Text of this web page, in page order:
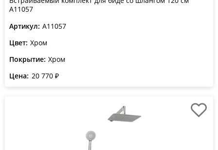
A11057
Артикул: A11057
Цвет: Хром
Покрытие: Хром
Цена: 20 770 ₽